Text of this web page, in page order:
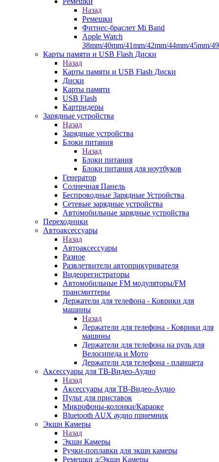
Назад
Ремешки
Фитнес-браслет Mi Band
Apple Watch
38mm/40mm/41mm/42mm/44mm/45mm/
Карты памяти и USB Flash Диски
Назад
Карты памяти и USB Flash Диски
Диски
Карты памяти
USB Flash
Картридеры
Зарядные устройства
Назад
Зарядные устройства
Блоки питания
Назад
Блоки питания
Блоки питания для ноутбуков
Генератор
Солнечная Панель
Беспроводные Зарядные Устройства
Сетевые зарядные устройства
Автомобильные зарядные устройства
Переходники
Автоаксессуары
Назад
Автоаксессуары
Разное
Развлетвители автоприкуривателя
Видеорегистраторы
Автомобильные FM модуляторы/FM
трансмиттеры
Держатели для телефона - Коврики для
машины
Назад
Держатели для телефона - Коврики для
машины
Держатели для телефона на руль для
Велосипеда и Мото
Держатели для телефона - планшета
Аксессуары для ТВ-Видео-Аудио
Назад
Аксессуары для ТВ-Видео-Аудио
Пульт для приставок
Микрофоны-колонки/Караоке
Bluetooth AUX аудио приемник
Экшн Камеры
Назад
Экшн Камеры
Ручки-поплавки для экшн камеры
Ремешки д/Экшн Камеры